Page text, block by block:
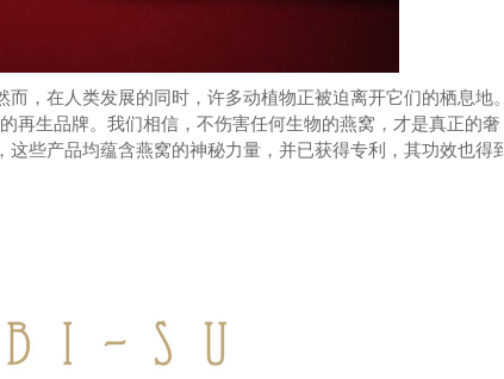
，在人类发展的同时，许多动植物正被迫离开它们的栖息地
再生品牌。我们相信，不伤害任何生物的燕窝，才是真正的奢
些产品均蕴含燕窝的神秘力量，并已获得专利，其功效也得